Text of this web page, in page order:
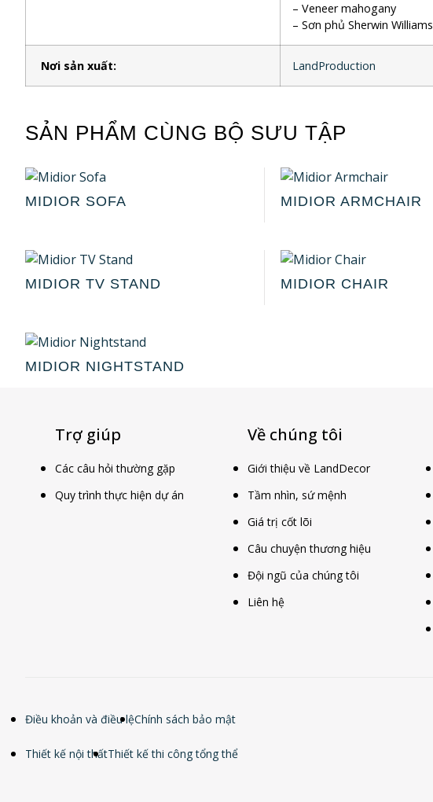
– Veneer mahogany
– Sơn phủ Sherwin Williams
Nơi sản xuất: LandProduction
SẢN PHẨM CÙNG BỘ SƯU TẬP
MIDIOR SOFA MIDIOR ARMCHAIR
MIDIOR TV STAND MIDIOR CHAIR
MIDIOR NIGHTSTAND
Trợ giúp
Các câu hỏi thường gặp
Quy trình thực hiện dự án
Về chúng tôi
Giới thiệu về LandDecor
Tầm nhìn, sứ mệnh
Giá trị cốt lõi
Câu chuyện thương hiệu
Đội ngũ của chúng tôi
Liên hệ
Điều khoản và điều lệChính sách bảo mật
Thiết kế nội thấtThiết kế thi công tổng thể